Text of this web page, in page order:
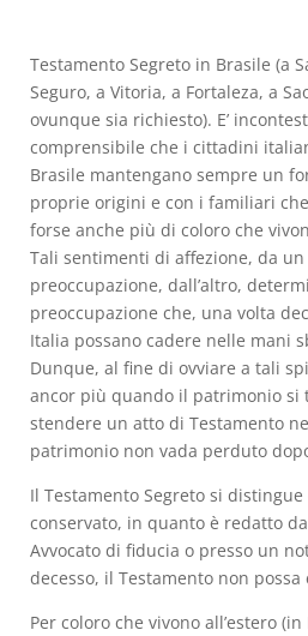
Testamento Segreto in Brasile (a
Seguro, a Vitoria, a Fortaleza, a
ovunque sia richiesto). E’
comprensibile che i cittadini
Brasile mantengano sempre un
proprie origini e con i familiari
forse anche più di coloro che
Tali sentimenti di affezione, da
preoccupazione, dall’altro,
preoccupazione che, una volta
Italia possano cadere nelle mani
Dunque, al fine di ovviare a tali
ancor più quando il patrimonio si
stendere un atto di Testamento
patrimonio non vada perduto
Il Testamento Segreto si
conservato, in quanto è redatto
Avvocato di fiducia o presso un
decesso, il Testamento non
Per coloro che vivono all’estero